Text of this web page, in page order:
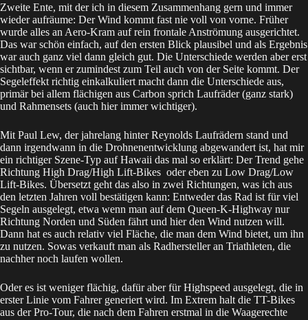
Zweite Ente, mit der ich in diesem Zusammenhang gern und immer
wieder aufräume: Der Wind kommt fast nie voll von vorne. Früher
wurde alles an Aero-Kram auf rein frontale Anströmung ausgerichtet.
Das war schön einfach, auf den ersten Blick plausibel und als Ergebnis
war auch ganz viel dann gleich gut. Die Unterschiede werden aber erst
sichtbar, wenn er zumindest zum Teil auch von der Seite kommt. Der
Segeleffekt richtig einkalkuliert macht dann die Unterschiede aus,
primär bei allem flächigen aus Carbon sprich Laufräder (ganz stark)
und Rahmensets (auch hier immer wichtiger).
Mit Paul Lew, der jahrelang hinter Reynolds Laufrädern stand und
dann irgendwann in die Drohnenentwicklung abgewandert ist, hat mir
ein richtiger Szene-Typ auf Hawaii das mal so erklärt: Der Trend gehe
Richtung High Drag/High Lift-Bikes oder eben zu Low Drag/Low
Lift-Bikes. Übersetzt geht das also in zwei Richtungen, was ich aus
den letzten Jahren voll bestätigen kann: Entweder das Rad ist für viel
Segeln ausgelegt, etwa wenn man auf dem Queen-K-Highway nur
Richtung Norden und Süden fährt und hier den Wind nutzen will.
Dann hat es auch relativ viel Fläche, die man dem Wind bietet, um ihn
zu nutzen. Sowas verkauft man als Radhersteller an Triathleten, die
nachher noch laufen wollen.
Oder es ist weniger flächig, dafür aber für Highspeed ausgelegt, die in
erster Linie vom Fahrer generiert wird. Im Extrem halt die TT-Bikes
aus der Pro-Tour, die nach dem Fahren erstmal in die Waagerechte